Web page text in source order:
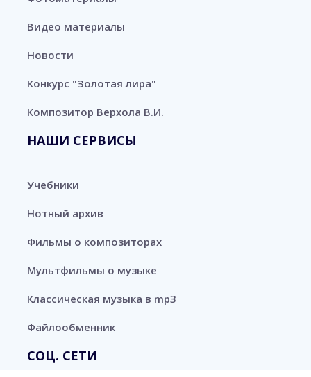
Видео материалы
Новости
Конкурс "Золотая лира"
Композитор Верхола В.И.
НАШИ СЕРВИСЫ
Учебники
Нотный архив
Фильмы о композиторах
Мультфильмы о музыке
Классическая музыка в mp3
Файлообменник
СОЦ. СЕТИ